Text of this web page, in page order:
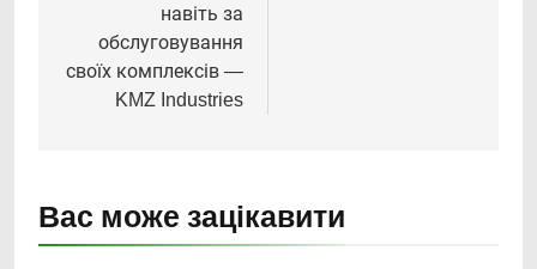
навіть за
обслуговування
своїх комплексів —
KMZ Industries
Вас може зацікавити